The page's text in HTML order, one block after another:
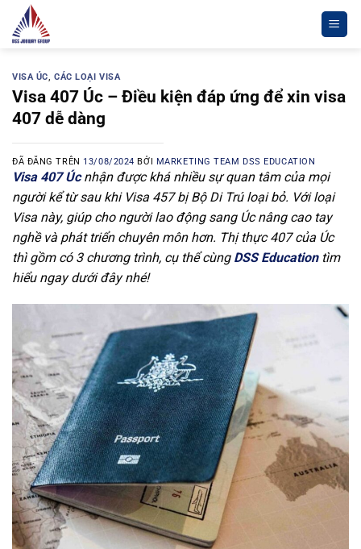
Chuyển
đến
dungVISA ÚC,CÁC LOẠI VISA
Visa 407 Úc – Điều kiện đáp ứng để xin visa
407 dễ dàng
ĐÃ ĐĂNG TRÊN 13/08/2024 BỞI MARKETING TEAM DSS EDUCATION
Visa 407 Úcnhận được khá nhiều sự quan tâm của mọi
người kể từ sau khi Visa 457 bị Bộ Di Trú loại bỏ. Với loại
Visa này, giúp cho người lao động sang Úc nâng cao tay
nghề và phát triển chuyên môn hơn. Thị thực 407 của Úc
thì gồm có 3 chương trình, cụ thể cùng DSS Educationtìm
hiểu ngay dưới đây nhé!